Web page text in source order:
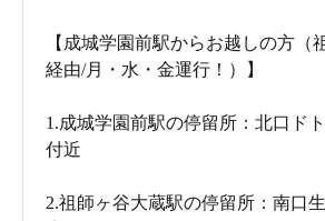
【成城学園前駅からお越しの方（
経由/月・水・金運行！）】
1.成城学園前駅の停留所：北口ド
付近
2.祖師ヶ谷大蔵駅の停留所：南口